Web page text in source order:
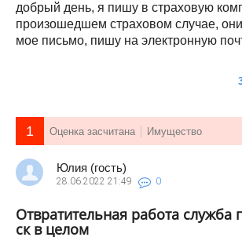
добрый день, я пишу в страховую
произошедшем страховом случае,
мое письмо, пишу на электронную
1 Оценка засчитана Имущество
Юлия (гость)
28.06.2022 21:49 0
Отвратительная работа служба
ск в целом